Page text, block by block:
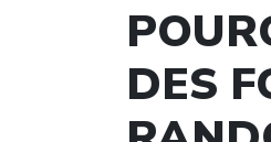
DES